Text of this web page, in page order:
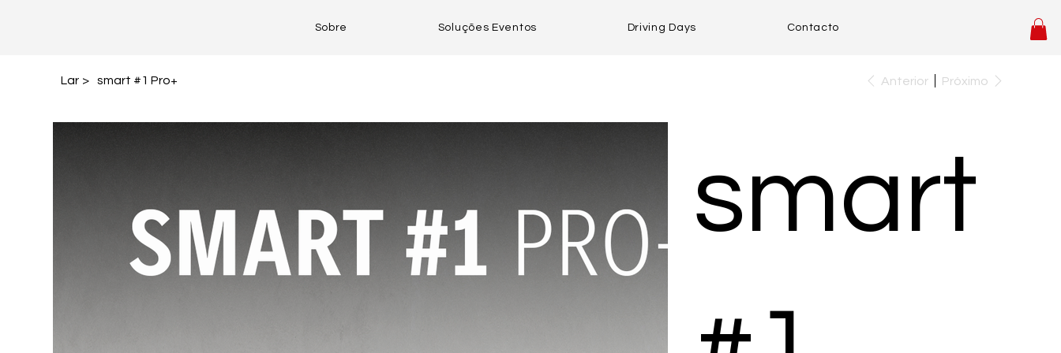
Sobre Soluções Eventos Driving Days Contacto
Lar > smart #1 Pro+ Anterior Próximo
smart